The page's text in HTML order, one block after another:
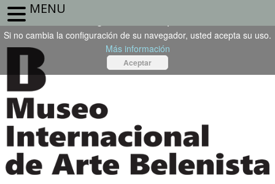
MENU
Este sitio web utiliza cookies propias o de terceros. Para seguir
Si no cambia la configuración de su navegador, usted acepta su uso.
Más información
Aceptar